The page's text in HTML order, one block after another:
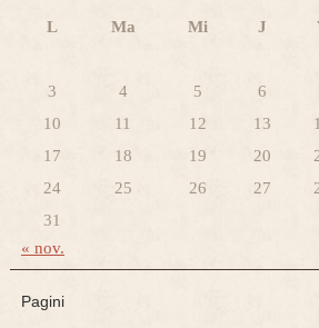
L Ma Mi J
3
4 5 6
10
11 12 13
17
18 19 20
24
25 26 27
31
« nov.
Pagini